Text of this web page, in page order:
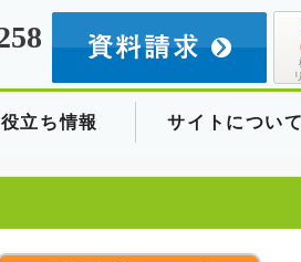
立ち情報 サイトについて